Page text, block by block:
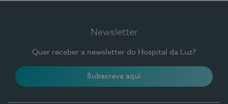
Newsletter
Quer receber a newsletter do Hospital da Luz?
Subscreva aqui